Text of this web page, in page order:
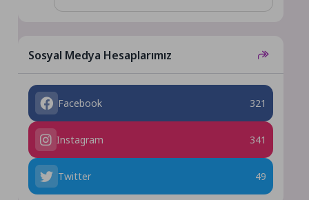
yaşadı.
Sosyal Medya Hesaplarımız
Facebook 321
Instagram 341
Twitter 49